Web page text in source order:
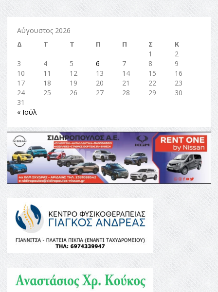
Αύγουστος 2026
Δ
Τ Τ Π Π Σ
Κ
1
2
3
4 5 6 7 8
9
10
11 12 13 14 15
16
17
18 19 20 21 22
23
24
25 26 27 28 29
30
31
« Ιούλ